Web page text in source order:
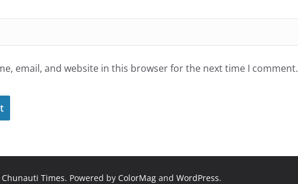
email, and website in this browser for the next time I comment.
Chunauti Times. Powered by ColorMag and WordPress.